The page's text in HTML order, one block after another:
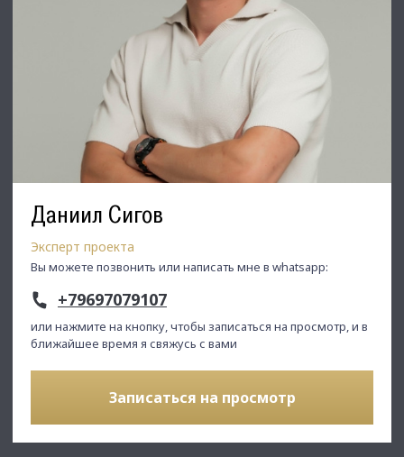
Даниил Сигов
Эксперт проекта
Вы можете позвонить или написать мне в whatsapp:
+79697079107
или нажмите на кнопку, чтобы записаться на просмотр, и в
ближайшее время я свяжусь с вами
Записаться на просмотр